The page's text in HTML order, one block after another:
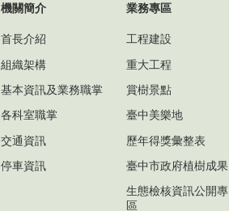
機關簡介
首長介紹
組織架構
基本資訊及業務職掌
各科室職掌
交通資訊
停車資訊
業務專區
工程建設
重大工程
賞樹景點
臺中美樂地
歷年得獎彙整表
臺中市政府植樹成果
生態檢核資訊公開專
區